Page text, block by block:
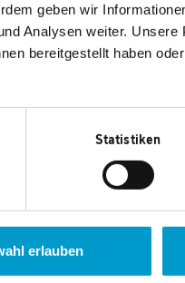
geben wir
Analysen weiter.
bereitgestellt haben
Statistiken
erlauben
Q5SC mit Kamera